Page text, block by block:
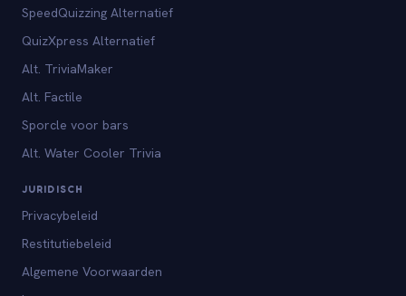
SpeedQuizzing Alternatief
QuizXpress Alternatief
Alt. TriviaMaker
Alt. Factile
Sporcle voor bars
Alt. Water Cooler Trivia
JURIDISCH
Privacybeleid
Restitutiebeleid
Algemene Voorwaarden